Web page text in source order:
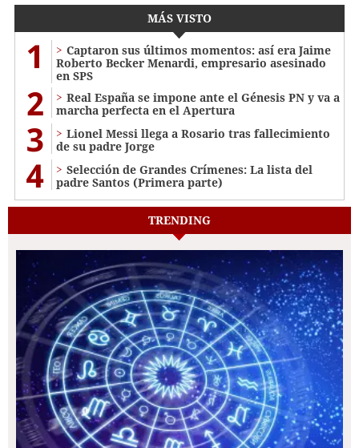
MÁS VISTO
1
Captaron sus últimos momentos: así era Jaime
Roberto Becker Menardi​​​, empresario asesinado
en SPS
2
Real España se impone ante el Génesis PN y va a
marcha perfecta en el Apertura
3
Lionel Messi llega a Rosario tras fallecimiento
de su padre Jorge
4
Selección de Grandes Crímenes: La lista del
padre Santos (Primera parte)
TRENDING